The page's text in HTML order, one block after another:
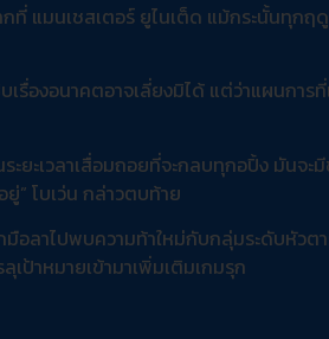
แมนเชสเตอร์ ยูไนเต็ด แม้กระนั้นทุกฤ
รื่องอนาคตอาจเลี่ยงมิได้ แต่ว่าแผนการ
ยะเวลาเสื่อมถอยที่จะกลบทุกอปิ้ง มันจะ
” โบเว่น กล่าวตบท้าย
มือลาไปพบความท้าใหม่กับกลุ่มระดับหัวต
ป้าหมายเข้ามาเพิ่มเติมเกมรุก